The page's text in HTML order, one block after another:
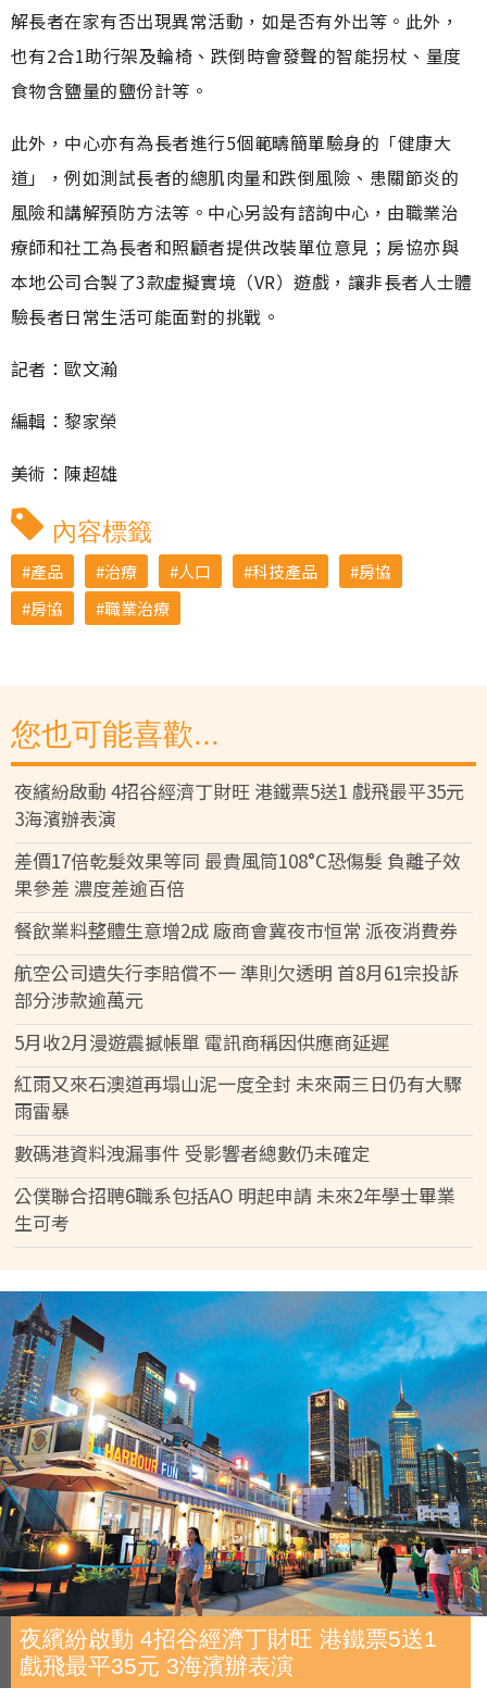
解長者在家有否出現異常活動，如是否有外出等。此外，
也有2合1助行架及輪椅、跌倒時會發聲的智能拐杖、量度
食物含鹽量的鹽份計等。
此外，中心亦有為長者進行5個範疇簡單驗身的「健康大
道」，例如測試長者的總肌肉量和跌倒風險、患關節炎的
風險和講解預防方法等。中心另設有諮詢中心，由職業治
療師和社工為長者和照顧者提供改裝單位意見；房協亦與
本地公司合製了3款虛擬實境（VR）遊戲，讓非長者人士體
驗長者日常生活可能面對的挑戰。
記者：歐文瀚
編輯：黎家榮
美術：陳超雄
內容標籤
產品 治療 人口 科技產品
房協
房協
職業治療
您也可能喜歡...
夜繽紛啟動 4招谷經濟丁財旺 港鐵票5送1 戲飛最平35元
3海濱辦表演
差價17倍乾髮效果等同 最貴風筒108°C恐傷髮 負離子效
果參差 濃度差逾百倍
餐飲業料整體生意增2成 廠商會冀夜市恒常 派夜消費券
航空公司遺失行李賠償不一 準則欠透明 首8月61宗投訴
部分涉款逾萬元
5月收2月漫遊震撼帳單 電訊商稱因供應商延遲
紅雨又來石澳道再塌山泥一度全封 未來兩三日仍有大驟
雨雷暴
數碼港資料洩漏事件 受影響者總數仍未確定
公僕聯合招聘6職系包括AO 明起申請 未來2年學士畢業
生可考
夜繽紛啟動 4招谷經濟丁財旺 港鐵票5送1
戲飛最平35元 3海濱辦表演